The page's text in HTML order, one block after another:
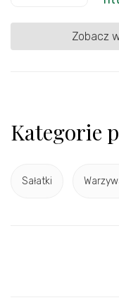
Zobacz
Kategorie
Sałatki